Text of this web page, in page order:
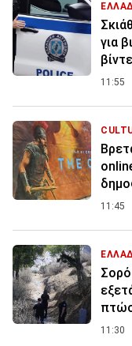
για
11:55
11:45
11:30